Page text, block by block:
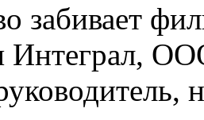
забивает
Интеграл,